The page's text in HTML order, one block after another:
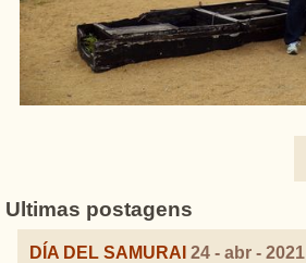
Ultimas postagens
DÍA DEL SAMURAI 24 - abr - 2021